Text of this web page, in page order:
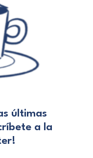
últimas
a la